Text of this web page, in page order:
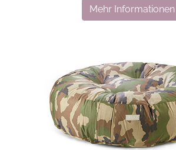
Mehr Informationen